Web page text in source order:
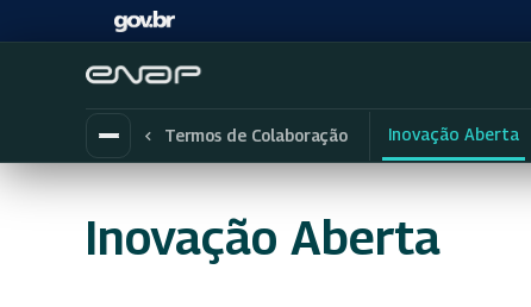
Termos de Colaboração Inovação Aberta
Inovação Aberta